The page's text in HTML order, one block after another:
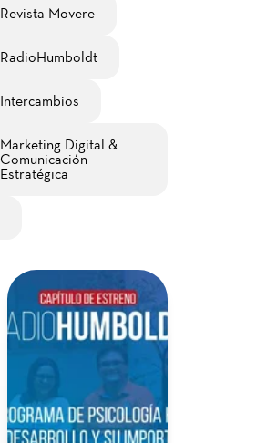
Revista Movere
RadioHumboldt
Intercambios
Marketing Digital &
Comunicación
Estratégica